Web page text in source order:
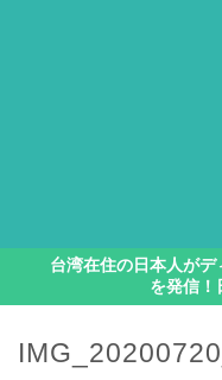
台湾在住の日本人が
を発信！